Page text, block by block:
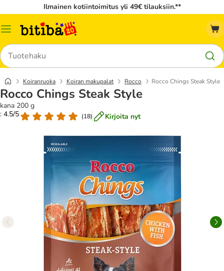
Ilmainen kotiintoimitus yli 49€ tilauksiin.**
Katalogivalikko
Hae
Koiranruoka Koiran makupalat Rocco Rocco Chings Steak Style
Rocco Chings Steak Style
kana 200 g
: 4.5/5
(18) Kirjoita nyt